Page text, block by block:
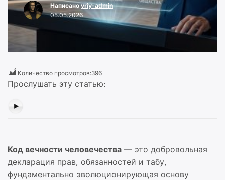
Написаноyriy-admin
05.05.2026
Количество просмотров:396
Прослушать эту статью:
Код вечности человечества — это добровольная
декларация прав, обязанностей и табу,
фундаментально эволюционирующая основу